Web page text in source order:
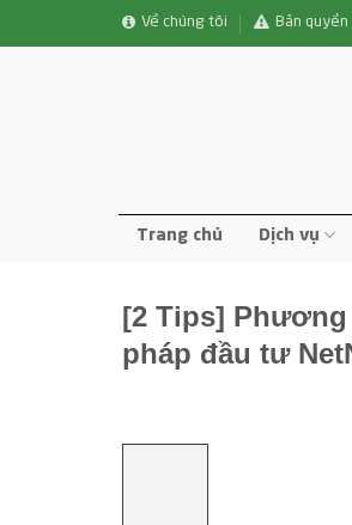
qua
Về chúng tôi Bản quyền
Trang chủ Dịch vụ
[2 Tips]
pháp đầu tư